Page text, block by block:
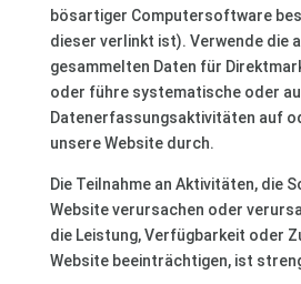
bösartiger Computersoftware
dieser verlinkt ist). Verwende die
gesammelten Daten für
oder führe systematische oder
Datenerfassungsaktivitäten auf
unsere Website durch.
Die Teilnahme an Aktivitäten, die
Website verursachen oder
die Leistung, Verfügbarkeit oder
Website beeinträchtigen, ist